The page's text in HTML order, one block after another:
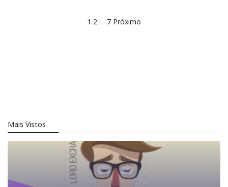
1 2 … 7 Próximo
Mais Vistos